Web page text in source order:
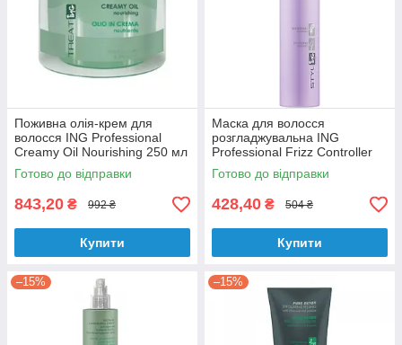
Поживна олія-крем для
волосся ING Professional
Creamy Oil Nourishing 250 мл
Готово до відправки
843,20 ₴ 992 ₴
Купити
Маска для волосся
розгладжувальна ING
Professional Frizz Controller
Mask 250 мл
Готово до відправки
428,40 ₴ 504 ₴
Купити
–15% –15%